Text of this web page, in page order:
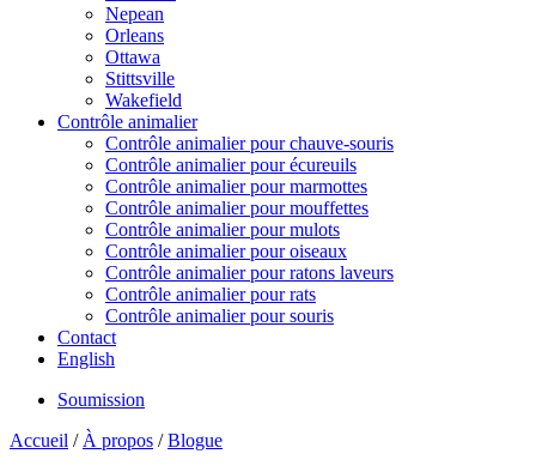
Nepean
Orleans
Ottawa
Stittsville
Wakefield
Contrôle animalier
Contrôle animalier pour chauve-souris
Contrôle animalier pour écureuils
Contrôle animalier pour marmottes
Contrôle animalier pour mouffettes
Contrôle animalier pour mulots
Contrôle animalier pour oiseaux
Contrôle animalier pour ratons laveurs
Contrôle animalier pour rats
Contrôle animalier pour souris
Contact
English
Soumission
Accueil / À propos /Blogue